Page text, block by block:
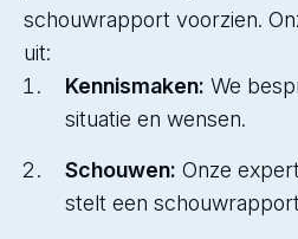
schouwrapport voorzien.
uit:
Kennismaken: We
situatie en wensen.
Schouwen: Onze
stelt een